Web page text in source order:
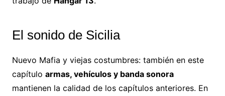
El sonido de Sicilia
Nuevo Mafia y viejas costumbres: también en este
capítulo armas, vehículos y banda sonora
mantienen la calidad de los capítulos anteriores. En